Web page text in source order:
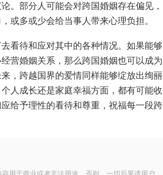
。部分人可能会对跨国婚姻存在偏见，
或多或少会给当事人带来心理负担。
看待和应对其中的各种情况。如果能够
营婚姻关系，那么跨国婚姻也可以成为
，跨越国界的爱情同样能够绽放出绚丽
人成长还是家庭幸福方面，都有可能收
给予理性的看待和尊重，祝福每一段跨
用于商业或者非法用途，否则，一切后果请用户